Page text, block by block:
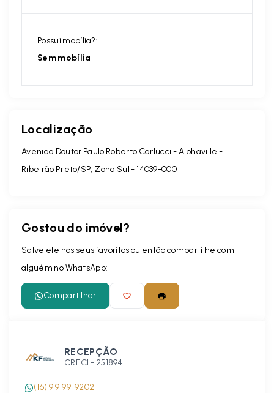
Possui mobília?:
Sem mobília
Localização
Avenida Doutor Paulo Roberto Carlucci - Alphaville -
Ribeirão Preto/SP, Zona Sul - 14039-000
Gostou do imóvel?
Salve ele nos seus favoritos ou então compartilhe com
alguém no WhatsApp:
Compartilhar
RECEPÇÃO
CRECI - 251894
(16) 9 9199-9202